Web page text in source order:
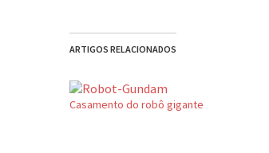
ARTIGOS RELACIONADOS
Casamento do robô gigante